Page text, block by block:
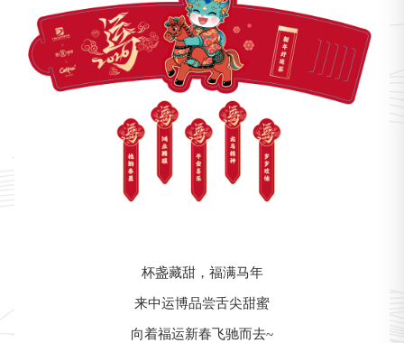
杯盏藏甜，福满马年
来中运博品尝舌尖甜蜜
向着福运新春飞驰而去~